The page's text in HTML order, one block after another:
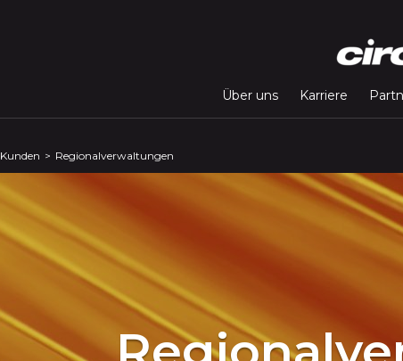
Über uns Karriere
Kunden Regionalverwaltungen